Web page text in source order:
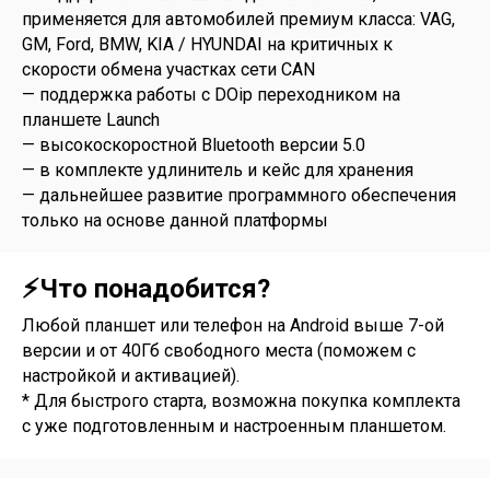
применяется для автомобилей премиум класса: VAG,
GM, Ford, BMW, KIA / HYUNDAI на критичных к
скорости обмена участках сети CAN
— поддержка работы с DOip переходником на
планшете Launch
— высокоскоростной Bluetooth версии 5.0
— в комплекте удлинитель и кейс для хранения
— дальнейшее развитие программного обеспечения
только на основе данной платформы
⚡️Что понадобится?
Любой планшет или телефон на Android выше 7-ой
версии и от 40Гб свободного места (поможем с
настройкой и активацией).
* Для быстрого старта, возможна покупка комплекта
с уже подготовленным и настроенным планшетом.